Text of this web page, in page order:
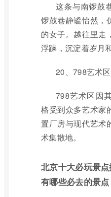
这条与南锣鼓
锣鼓巷静谧怡然，
的女子。越往里走
浮躁，沉淀着岁月
20、798艺术区
798艺术区因
格受到众多艺术家
置厂房与现代艺术
术集散地。
北京十大必玩景
有哪些必去的景点